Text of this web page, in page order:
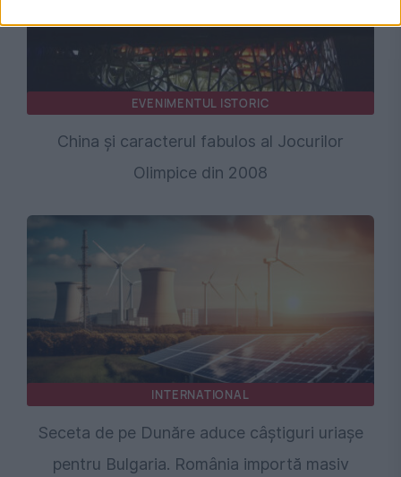
EVENIMENTUL ISTORIC
China și caracterul fabulos al Jocurilor
Olimpice din 2008
INTERNATIONAL
Seceta de pe Dunăre aduce câștiguri uriașe
pentru Bulgaria. România importă masiv